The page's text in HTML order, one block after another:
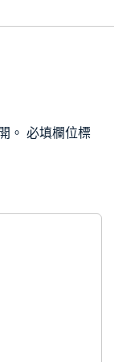
。 必填欄位標